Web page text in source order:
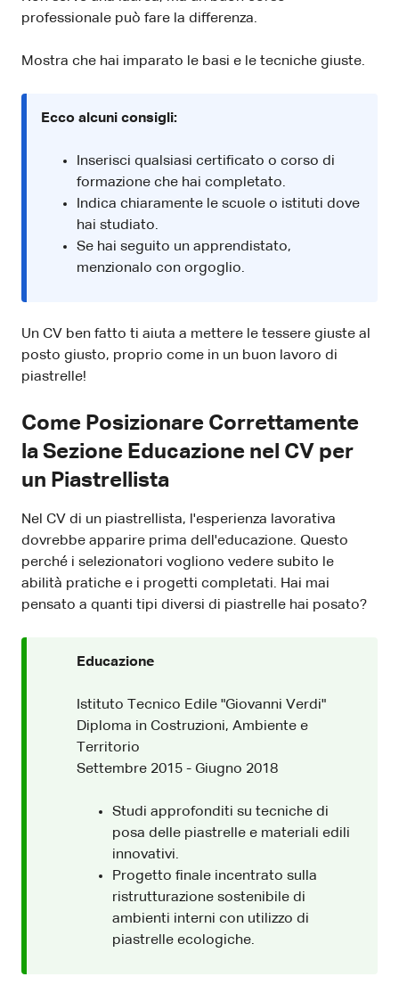
professionale può fare la differenza.
Mostra che hai imparato le basi e le tecniche giuste.
Ecco alcuni consigli:
Inserisci qualsiasi certificato o corso di
formazione che hai completato.
Indica chiaramente le scuole o istituti dove
hai studiato.
Se hai seguito un apprendistato,
menzionalo con orgoglio.
Un CV ben fatto ti aiuta a mettere le tessere giuste al
posto giusto, proprio come in un buon lavoro di
piastrelle!
Come Posizionare Correttamente
la Sezione Educazione nel CV per
un Piastrellista
Nel CV di un piastrellista, l'esperienza lavorativa
dovrebbe apparire prima dell'educazione. Questo
perché i selezionatori vogliono vedere subito le
abilità pratiche e i progetti completati. Hai mai
pensato a quanti tipi diversi di piastrelle hai posato?
Educazione
Istituto Tecnico Edile "Giovanni Verdi"
Diploma in Costruzioni, Ambiente e
Territorio
Settembre 2015 - Giugno 2018
Studi approfonditi su tecniche di
posa delle piastrelle e materiali edili
innovativi.
Progetto finale incentrato sulla
ristrutturazione sostenibile di
ambienti interni con utilizzo di
piastrelle ecologiche.